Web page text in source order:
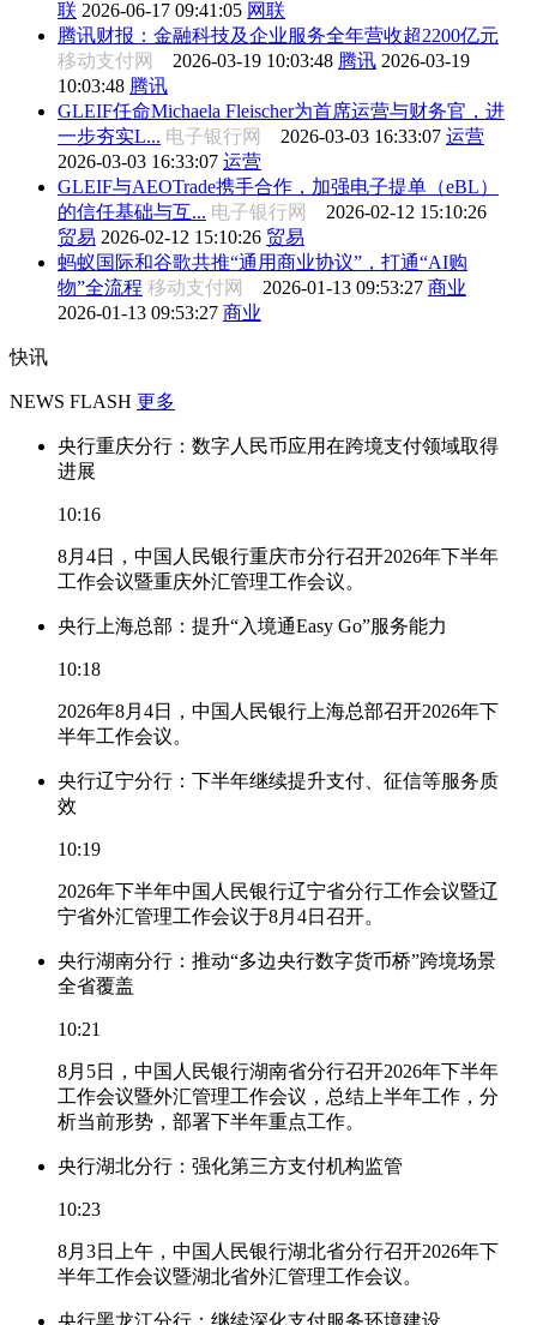
联 2026-06-17 09:41:05 网联
腾讯财报：金融科技及企业服务全年营收超2200亿元
移动支付网 2026-03-19 10:03:48 腾讯 2026-03-19
10:03:48 腾讯
GLEIF任命Michaela Fleischer为首席运营与财务官，进
一步夯实L... 电子银行网 2026-03-03 16:33:07 运营
2026-03-03 16:33:07 运营
GLEIF与AEOTrade携手合作，加强电子提单（eBL）
的信任基础与互... 电子银行网 2026-02-12 15:10:26
贸易 2026-02-12 15:10:26 贸易
蚂蚁国际和谷歌共推“通用商业协议”，打通“AI购
物”全流程 移动支付网 2026-01-13 09:53:27 商业
2026-01-13 09:53:27 商业
快讯
NEWS FLASH 更多
央行重庆分行：数字人民币应用在跨境支付领域取得
进展
10:16
8月4日，中国人民银行重庆市分行召开2026年下半年
工作会议暨重庆外汇管理工作会议。
央行上海总部：提升“入境通Easy Go”服务能力
10:18
2026年8月4日，中国人民银行上海总部召开2026年下
半年工作会议。
央行辽宁分行：下半年继续提升支付、征信等服务质
效
10:19
2026年下半年中国人民银行辽宁省分行工作会议暨辽
宁省外汇管理工作会议于8月4日召开。
央行湖南分行：推动“多边央行数字货币桥”跨境场景
全省覆盖
10:21
8月5日，中国人民银行湖南省分行召开2026年下半年
工作会议暨外汇管理工作会议，总结上半年工作，分
析当前形势，部署下半年重点工作。
央行湖北分行：强化第三方支付机构监管
10:23
8月3日上午，中国人民银行湖北省分行召开2026年下
半年工作会议暨湖北省外汇管理工作会议。
央行黑龙江分行：继续深化支付服务环境建设